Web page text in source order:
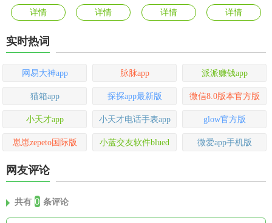
详情
详情
详情
详情
实时热词
网易大神app 脉脉app 派派赚钱app
猫箱app 探探app最新版 微信8.0版本官方版
小天才app 小天才电话手表app glow官方版
崽崽zepeto国际版 小蓝交友软件blued 微爱app手机版
网友评论
共有 0 条评论